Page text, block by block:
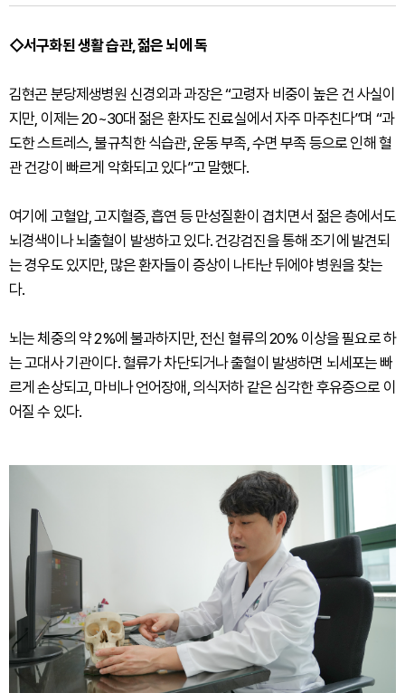
◇서구화된 생활 습관, 젊은 뇌에 독
김현곤 분당제생병원 신경외과 과장은 “고령자 비중이 높은 건 사실이
지만, 이제는 20~30대 젊은 환자도 진료실에서 자주 마주친다”며 “과
도한 스트레스, 불규칙한 식습관, 운동 부족, 수면 부족 등으로 인해 혈
관 건강이 빠르게 악화되고 있다”고 말했다.
여기에 고혈압, 고지혈증, 흡연 등 만성질환이 겹치면서 젊은 층에서도
뇌경색이나 뇌출혈이 발생하고 있다. 건강검진을 통해 조기에 발견되
는 경우도 있지만, 많은 환자들이 증상이 나타난 뒤에야 병원을 찾는
다.
뇌는 체중의 약 2%에 불과하지만, 전신 혈류의 20% 이상을 필요로 하
는 고대사 기관이다. 혈류가 차단되거나 출혈이 발생하면 뇌세포는 빠
르게 손상되고, 마비나 언어장애, 의식저하 같은 심각한 후유증으로 이
어질 수 있다.